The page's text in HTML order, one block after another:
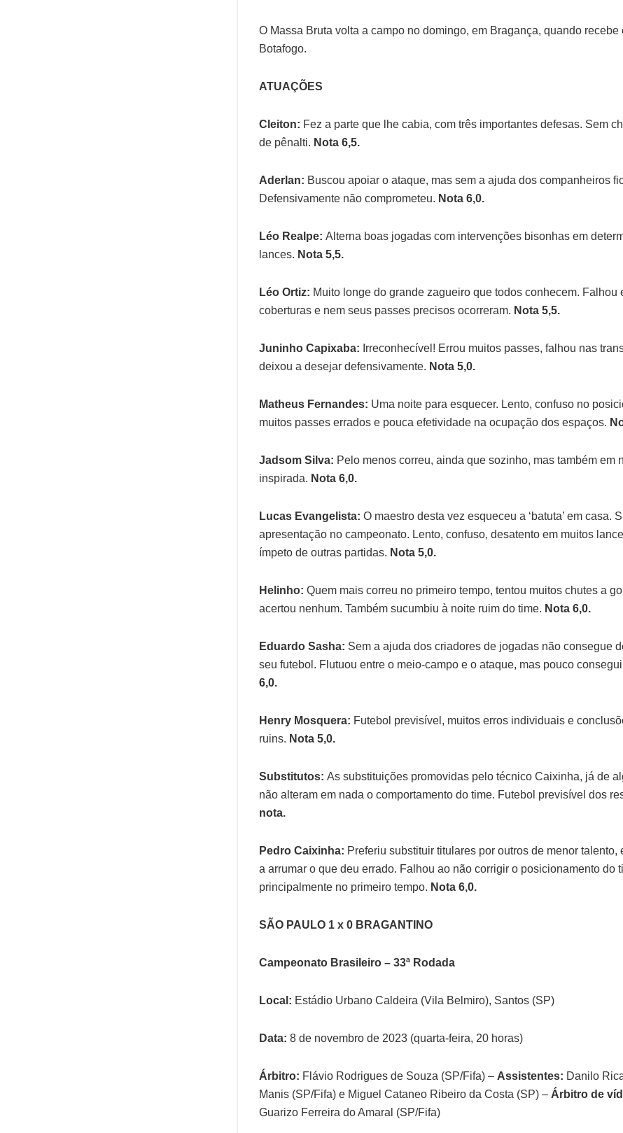
O Massa Bruta volta a campo no domingo, em Bragança, quando recebe
Botafogo.
ATUAÇÕES
Cleiton: Fez a parte que lhe cabia, com três importantes defesas. Sem
de pênalti. Nota 6,5.
Aderlan: Buscou apoiar o ataque, mas sem a ajuda dos companheiros
Defensivamente não comprometeu. Nota 6,0.
Léo Realpe: Alterna boas jogadas com intervenções bisonhas em
lances. Nota 5,5.
Léo Ortiz: Muito longe do grande zagueiro que todos conhecem. Falhou
coberturas e nem seus passes precisos ocorreram. Nota 5,5.
Juninho Capixaba: Irreconhecível! Errou muitos passes, falhou nas
deixou a desejar defensivamente. Nota 5,0.
Matheus Fernandes: Uma noite para esquecer. Lento, confuso no
muitos passes errados e pouca efetividade na ocupação dos espaços.
Jadsom Silva: Pelo menos correu, ainda que sozinho, mas também em
inspirada. Nota 6,0.
Lucas Evangelista: O maestro desta vez esqueceu a ‘batuta’ em casa.
apresentação no campeonato. Lento, confuso, desatento em muitos
ímpeto de outras partidas. Nota 5,0.
Helinho: Quem mais correu no primeiro tempo, tentou muitos chutes a
acertou nenhum. Também sucumbiu à noite ruim do time. Nota 6,0.
Eduardo Sasha: Sem a ajuda dos criadores de jogadas não consegue
seu futebol. Flutuou entre o meio-campo e o ataque, mas pouco
6,0.
Henry Mosquera: Futebol previsível, muitos erros individuais e
ruins. Nota 5,0.
Substitutos: As substituições promovidas pelo técnico Caixinha, já de
não alteram em nada o comportamento do time. Futebol previsível dos
nota.
Pedro Caixinha: Preferiu substituir titulares por outros de menor talento,
a arrumar o que deu errado. Falhou ao não corrigir o posicionamento do
principalmente no primeiro tempo. Nota 6,0.
SÃO PAULO 1 x 0 BRAGANTINO
Campeonato Brasileiro – 33ª Rodada
Local: Estádio Urbano Caldeira (Vila Belmiro), Santos (SP)
Data: 8 de novembro de 2023 (quarta-feira, 20 horas)
Árbitro: Flávio Rodrigues de Souza (SP/Fifa) – Assistentes: Danilo
Manis (SP/Fifa) e Miguel Cataneo Ribeiro da Costa (SP) – Árbitro de
Guarizo Ferreira do Amaral (SP/Fifa)